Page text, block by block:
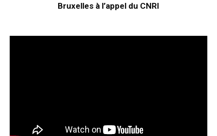
Bruxelles à l’appel du CNRI